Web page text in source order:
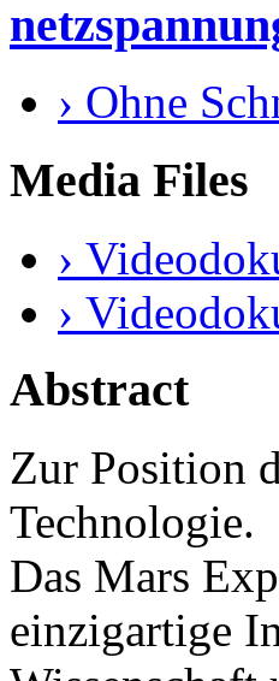
› Ohne
Media Files
›
›
Abstract
Zur Position
Technologie.
Das Mars
einzigartige